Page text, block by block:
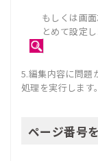
もしくは画
とめて設定し
5.編集内容に問題
処理を実行します。
ページ番号